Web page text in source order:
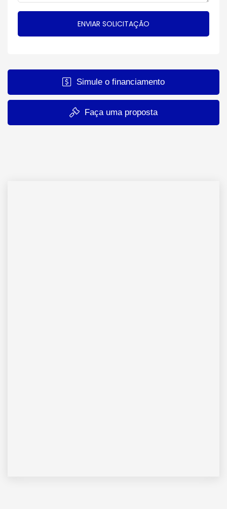
Simule o financiamento
Faça uma proposta